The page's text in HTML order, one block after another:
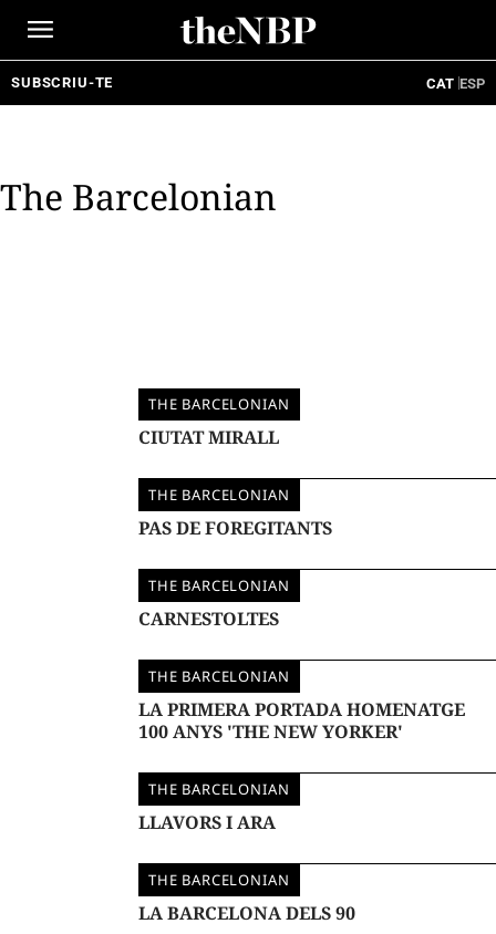
SUBSCRIU-TE CAT ESP
The Barcelonian
THE BARCELONIAN
CIUTAT MIRALL
THE BARCELONIAN
PAS DE FOREGITANTS
THE BARCELONIAN
CARNESTOLTES
THE BARCELONIAN
LA PRIMERA PORTADA HOMENATGE
100 ANYS 'THE NEW YORKER'
THE BARCELONIAN
LLAVORS I ARA
THE BARCELONIAN
LA BARCELONA DELS 90